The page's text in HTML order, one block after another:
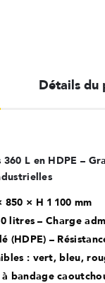
Détails du
L en HDPE –
850 × H 1 100 mm
litres – Charge
(HDPE) –
: vert, bleu,
bandage